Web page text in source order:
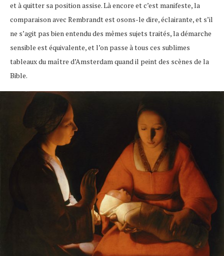
et à quitter sa position assise. Là encore et c’est manifeste, la
comparaison avec Rembrandt est osons-le dire, éclairante, et s’il
ne s’agit pas bien entendu des mêmes sujets traités, la démarche
sensible est équivalente, et l’on passe à tous ces sublimes
tableaux du maître d’Amsterdam quand il peint des scènes de la
Bible.